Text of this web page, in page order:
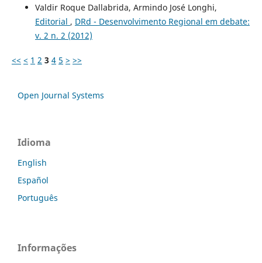
Valdir Roque Dallabrida, Armindo José Longhi,
Editorial , DRd - Desenvolvimento Regional em debate:
v. 2 n. 2 (2012)
<< < 1 2 3 4 5 > >>
Open Journal Systems
Idioma
English
Español
Português
Informações